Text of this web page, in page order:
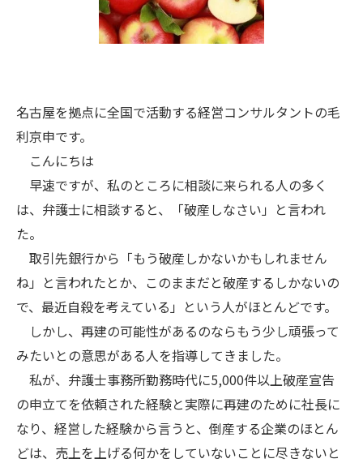
名古屋を拠点に全国で活動する経営コンサルタントの毛
利京申です。
こんにちは
早速ですが、私のところに相談に来られる人の多く
は、弁護士に相談すると、「破産しなさい」と言われ
た。
取引先銀行から「もう破産しかないかもしれません
ね」と言われたとか、このままだと破産するしかないの
で、最近自殺を考えている」という人がほとんどです。
しかし、再建の可能性があるのならもう少し頑張って
みたいとの意思がある人を指導してきました。
私が、弁護士事務所勤務時代に5,000件以上破産宣告
の申立てを依頼された経験と実際に再建のために社長に
なり、経営した経験から言うと、倒産する企業のほとん
どは、売上を上げる何かをしていないことに尽きないと